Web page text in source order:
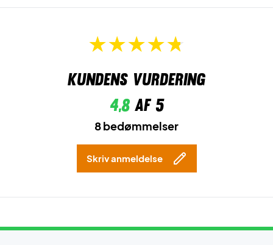
Kundens vurdering
4,8af 5
8 bedømmelser
Skriv anmeldelse